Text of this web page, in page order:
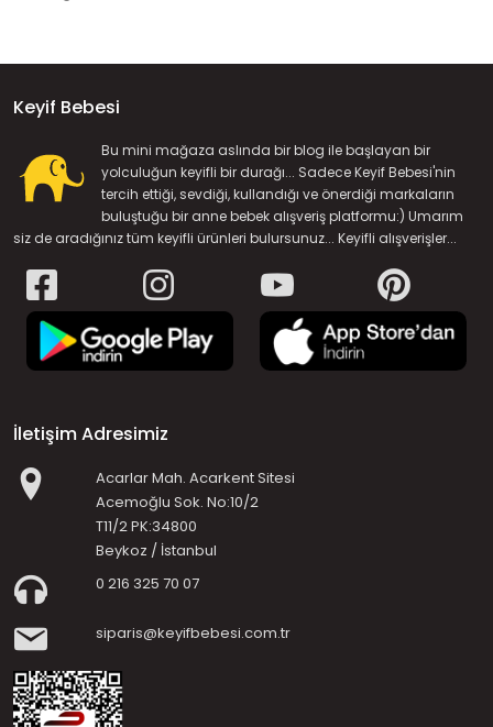
Keyif Bebesi
Bu mini mağaza aslında bir blog ile başlayan bir
yolculuğun keyifli bir durağı... Sadece Keyif Bebesi'nin
tercih ettiği, sevdiği, kullandığı ve önerdiği markaların
buluştuğu bir anne bebek alışveriş platformu:) Umarım
siz de aradığınız tüm keyifli ürünleri bulursunuz... Keyifli alışverişler...
İletişim Adresimiz
Acarlar Mah. Acarkent Sitesi
Acemoğlu Sok. No:10/2
T11/2 PK:34800
Beykoz / İstanbul
0 216 325 70 07
siparis@keyifbebesi.com.tr